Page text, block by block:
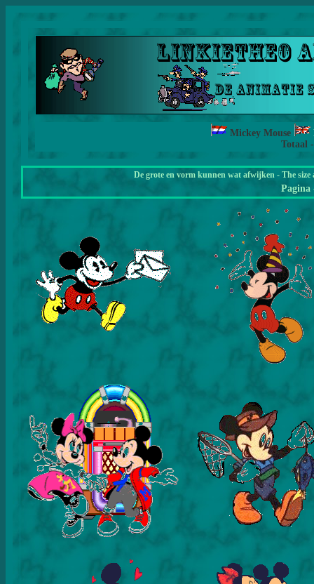
Mickey Mouse
Totaal
De grote en vorm kunnen wat afwijken - The
Pagina